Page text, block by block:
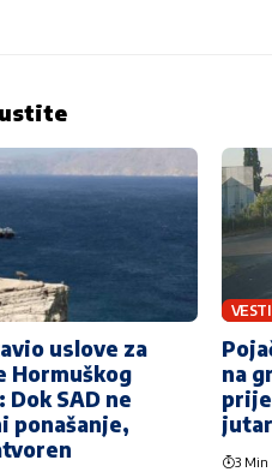
uslove za
Hormuškog
Dok SAD ne
ponašanje,
VESTI
na
3 Min